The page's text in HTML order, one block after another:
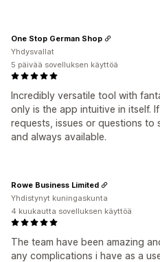
Incredibly versatile tool with
only is the app intuitive in itself.
requests, issues or questions to
and always available.
One Stop German Shop
Yhdysvallat
5 päivää sovelluksen käyttöä
The team have been amazing
any complications i have as a
Rowe Business Limited
Yhdistynyt kuningaskunta
4 kuukautta sovelluksen käyttöä